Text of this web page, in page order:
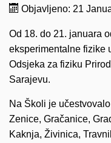
Objavljeno: 21
Od 18. do 21. januara
eksperimentalne fizike
Odsjeka za fiziku
Sarajevu.
Na Školi je
Zenice, Gračanice,
Kaknja, Živinica,